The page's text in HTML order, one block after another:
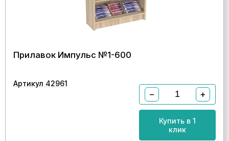
Прилавок Импульс №1-600
Артикул 42961
− +
Купить в 1
клик